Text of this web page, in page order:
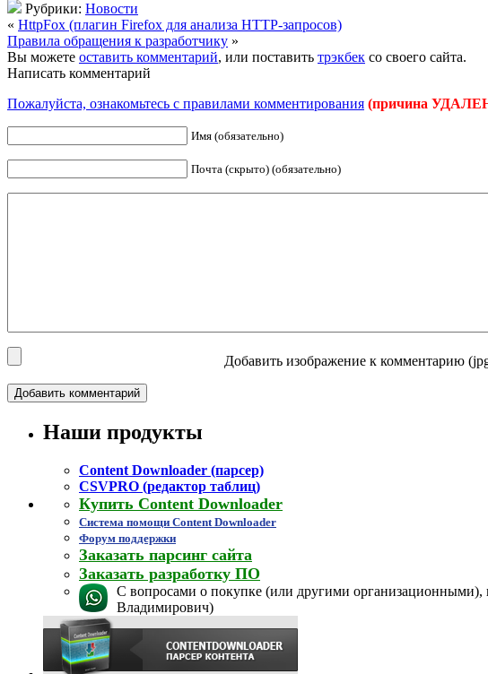
Рубрики: Новости
« HttpFox (плагин Firefox для анализа HTTP-запросов)
Правила обращения к разработчику »
Вы можете оставить комментарий, или поставить трэкбек со своего сайта.
Написать комментарий
Пожалуйста, ознакомьтесь с правилами комментирования (причина
Имя (обязательно)
Почта (скрыто) (обязательно)
Добавить изображение к комментарию
Наши продукты
Content Downloader (парсер)
CSVPRO (редактор таблиц)
Купить Content Downloader
Система помощи Content Downloader
Форум поддержки
Заказать парсинг сайта
Заказать разработку ПО
С вопросами о покупке (или другими организационными),
Владимирович)